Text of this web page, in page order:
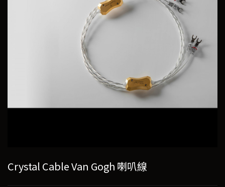
Crystal Cable Van Gogh 喇叭線